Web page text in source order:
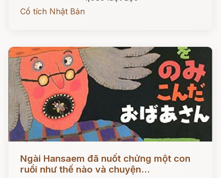
Cổ tích Nhật Bản
Ngài Hansaem đã nuốt chửng một con
ruồi như thế nào và chuyện...